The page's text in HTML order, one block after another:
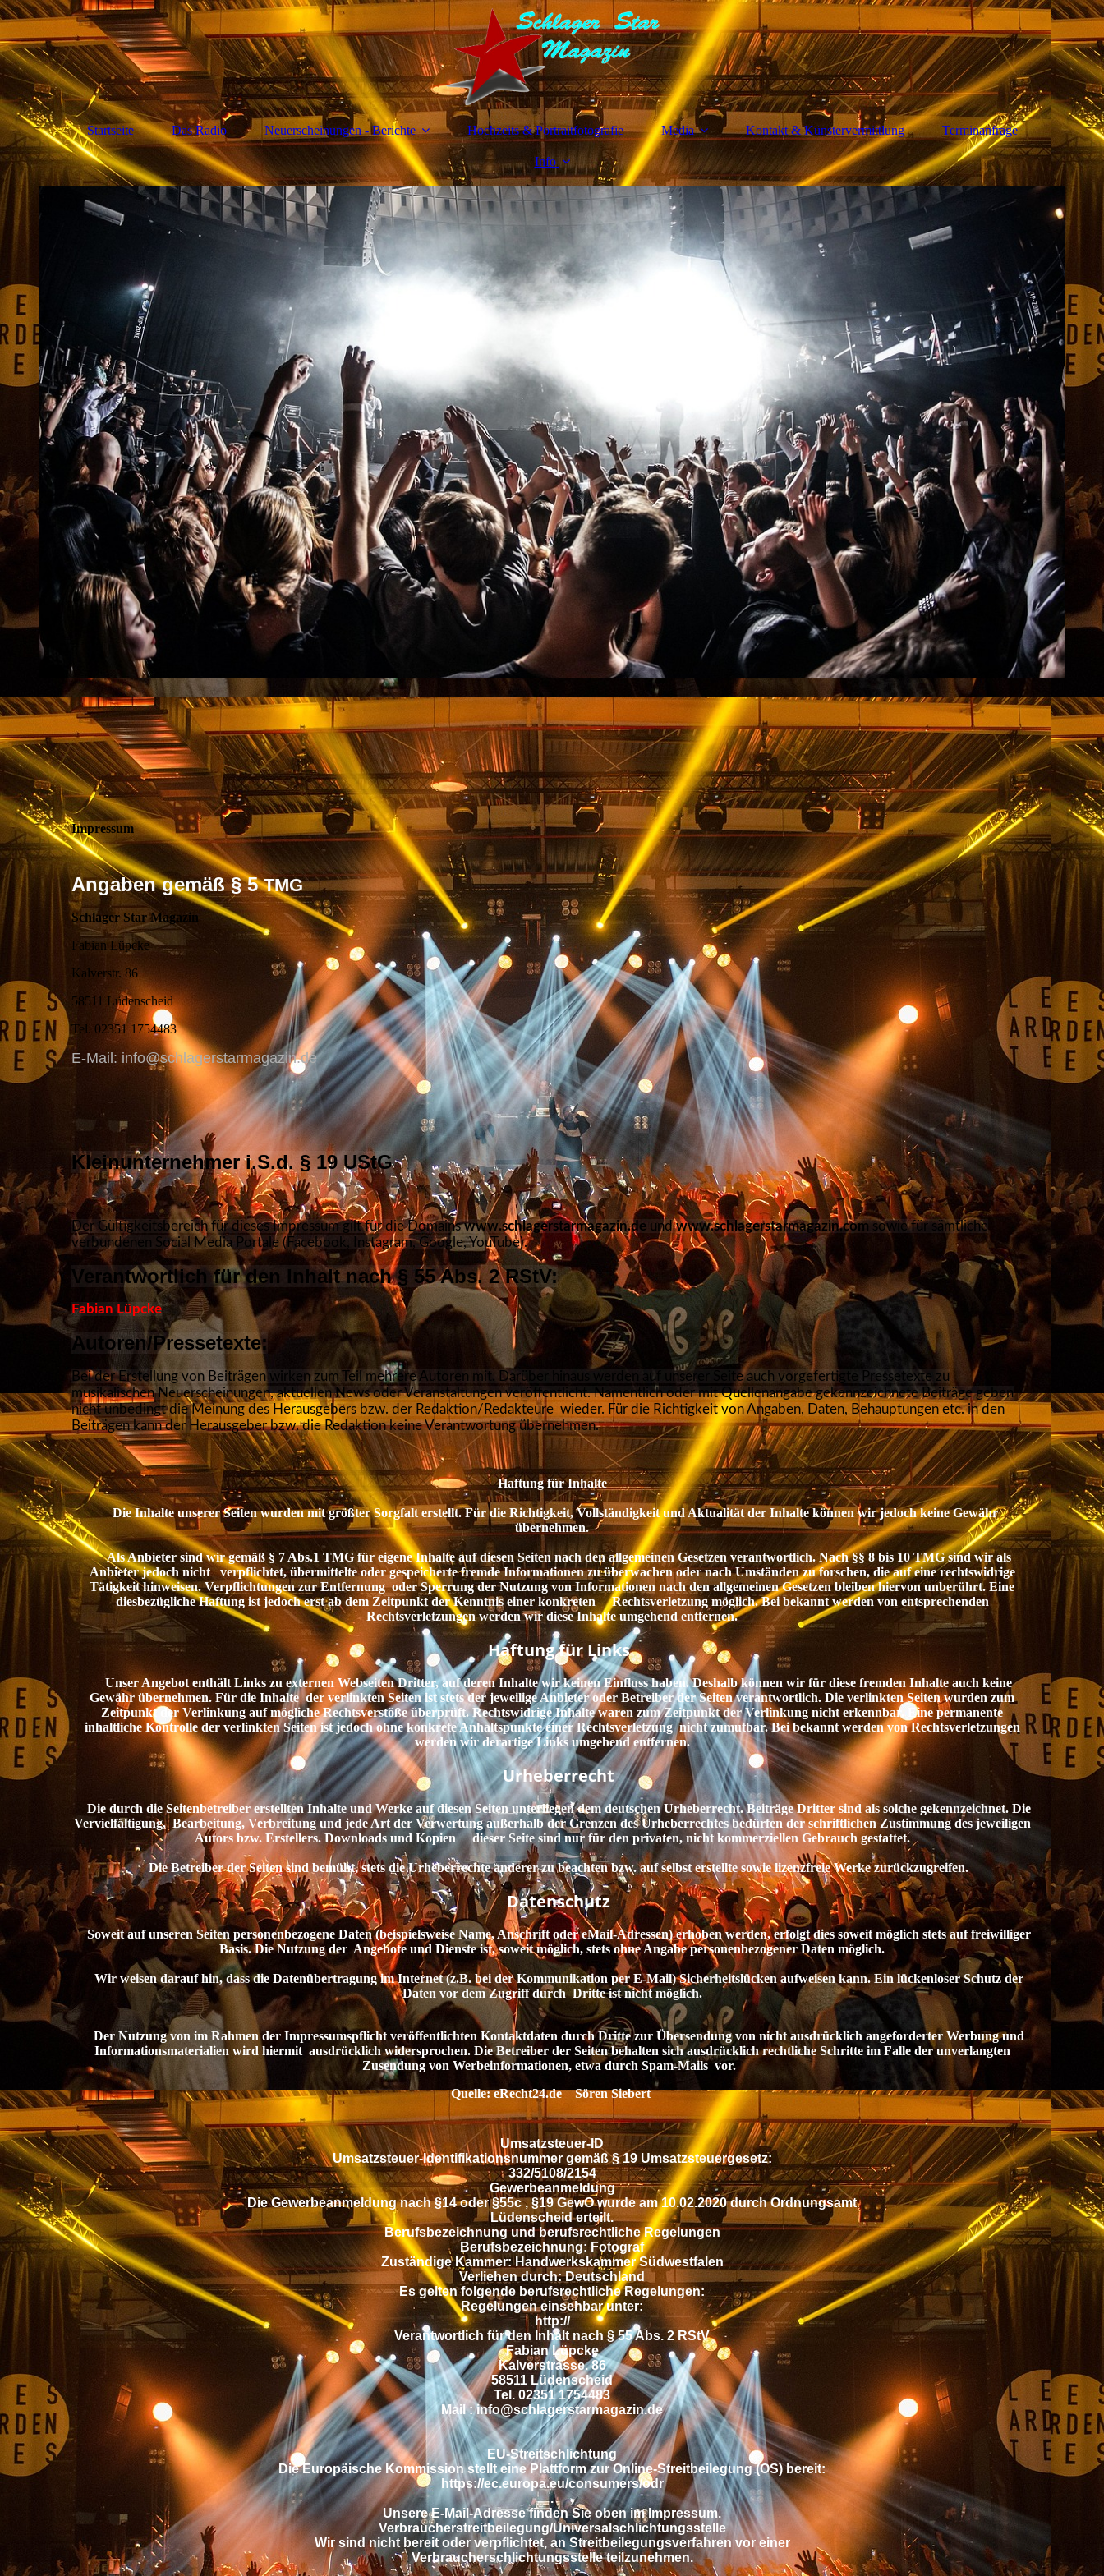
Startseite Das Radio Neuerscheinungen - Berichte Hochzeits & Portraitfotografie Media Kontakt & Künstervermittlung Terminanfrage
Info
sCHLAGERSTARMAGAZIN
Event`s & Bilder
Impressum
Angaben gemäß § 5TMG
Schlager Star Magazin
Fabian Lüpcke
Kalverstr. 86
58511 Lüdenscheid
Tel. 02351 1754483
E-Mail: info@schlagerstarmagazin.de
Kleinunternehmer i.S.d. § 19 UStG
Der Gültigkeitsbereich für dieses Impressum gilt für die Domainswww.schlagerstarmagazin.de undwww.schlagerstarmagazin.comsowie für sämtliche
verbundenen Social Media Portale (Facebook, Instagram, Google, YouTube).
Verantwortlich für den Inhalt nach § 55 Abs. 2 RStV:
Fabian Lüpcke
Autoren/Pressetexte:
Bei der Erstellung von Beiträgen wirken zum Teil mehrere Autoren mit. Darüber hinaus werden auf unserer Seite auch vorgefertigte Pressetexte zu
musikalischen Neuerscheinungen, aktuellen News oder Veranstaltungen veröffentlicht. Namentlich oder mit Quellenangabe gekennzeichnete Beiträge geben
nicht unbedingt die Meinung des Herausgebers bzw. der Redaktion/Redakteure wieder. Für die Richtigkeit von Angaben, Daten, Behauptungen etc. in den
Beiträgen kann der Herausgeber bzw. die Redaktion keine Verantwortung übernehmen.
Haftung für Inhalte
Die Inhalte unserer Seiten wurden mit größter Sorgfalt erstellt. Für die Richtigkeit, Vollständigkeit und Aktualität der Inhalte können wir jedoch keine Gewähr
übernehmen.
Als Anbieter sind wir gemäß § 7 Abs.1 TMG für eigene Inhalte auf diesen Seiten nach den allgemeinen Gesetzen verantwortlich. Nach §§ 8 bis 10 TMG sind wir als
Anbieter jedoch nicht verpflichtet, übermittelte oder gespeicherte fremde Informationen zu überwachen oder nach Umständen zu forschen, die auf eine rechtswidrige
Tätigkeit hinweisen. Verpflichtungen zur Entfernung oder Sperrung der Nutzung von Informationen nach den allgemeinen Gesetzen bleiben hiervon unberührt. Eine
diesbezügliche Haftung ist jedoch erst ab dem Zeitpunkt der Kenntnis einer konkreten Rechtsverletzung möglich. Bei bekannt werden von entsprechenden
Rechtsverletzungen werden wir diese Inhalte umgehend entfernen.
Haftung für Links
Unser Angebot enthält Links zu externen Webseiten Dritter, auf deren Inhalte wir keinen Einfluss haben. Deshalb können wir für diese fremden Inhalte auch keine
Gewähr übernehmen. Für die Inhalte der verlinkten Seiten ist stets der jeweilige Anbieter oder Betreiber der Seiten verantwortlich. Die verlinkten Seiten wurden zum
Zeitpunkt der Verlinkung auf mögliche Rechtsverstöße überprüft. Rechtswidrige Inhalte waren zum Zeitpunkt der Verlinkung nicht erkennbar. Eine permanente
inhaltliche Kontrolle der verlinkten Seiten ist jedoch ohne konkrete Anhaltspunkte einer Rechtsverletzung nicht zumutbar. Bei bekannt werden von Rechtsverletzungen
werden wir derartige Links umgehend entfernen.
Urheberrecht
Die durch die Seitenbetreiber erstellten Inhalte und Werke auf diesen Seiten unterliegen dem deutschen Urheberrecht. Beiträge Dritter sind als solche gekennzeichnet. Die
Vervielfältigung, Bearbeitung, Verbreitung und jede Art der Verwertung außerhalb der Grenzen des Urheberrechtes bedürfen der schriftlichen Zustimmung des jeweiligen
Autors bzw. Erstellers. Downloads und Kopien dieser Seite sind nur für den privaten, nicht kommerziellen Gebrauch gestattet.
Die Betreiber der Seiten sind bemüht, stets die Urheberrechte anderer zu beachten bzw. auf selbst erstellte sowie lizenzfreie Werke zurückzugreifen.
Datenschutz
Soweit auf unseren Seiten personenbezogene Daten (beispielsweise Name, Anschrift oder eMail-Adressen) erhoben werden, erfolgt dies soweit möglich stets auf freiwilliger
Basis. Die Nutzung der Angebote und Dienste ist, soweit möglich, stets ohne Angabe personenbezogener Daten möglich.
Wir weisen darauf hin, dass die Datenübertragung im Internet (z.B. bei der Kommunikation per E-Mail) Sicherheitslücken aufweisen kann. Ein lückenloser Schutz der
Daten vor dem Zugriff durch Dritte ist nicht möglich.
Der Nutzung von im Rahmen der Impressumspflicht veröffentlichten Kontaktdaten durch Dritte zur Übersendung von nicht ausdrücklich angeforderter Werbung und
Informationsmaterialien wird hiermit ausdrücklich widersprochen. Die Betreiber der Seiten behalten sich ausdrücklich rechtliche Schritte im Falle der unverlangten
Zusendung von Werbeinformationen, etwa durch Spam-Mails vor.
Quelle: eRecht24.de Sören Siebert
Umsatzsteuer-ID
Umsatzsteuer-Identifikationsnummer gemäß § 19 Umsatzsteuergesetz:
332/5108/2154
Gewerbeanmeldung
Die Gewerbeanmeldung nach §14 oder §55c , §19 GewO wurde am 10.02.2020 durch Ordnungsamt
Lüdenscheid erteilt.
Berufsbezeichnung und berufsrechtliche Regelungen
Berufsbezeichnung: Fotograf
Zuständige Kammer: Handwerkskammer Südwestfalen
Verliehen durch: Deutschland
Es gelten folgende berufsrechtliche Regelungen:
Regelungen einsehbar unter:
http://
Verantwortlich für den Inhalt nach § 55 Abs. 2 RStV
Fabian Lüpcke
Kalverstrasse. 86
58511 Lüdenscheid
Tel. 02351 1754483
Mail : info@schlagerstarmagazin.de
EU-Streitschlichtung
Die Europäische Kommission stellt eine Plattform zur Online-Streitbeilegung (OS) bereit:
https://ec.europa.eu/consumers/odr
.
Unsere E-Mail-Adresse finden Sie oben im Impressum.
Verbraucherstreitbeilegung/Universalschlichtungsstelle
Wir sind nicht bereit oder verpflichtet, an Streitbeilegungsverfahren vor einer
Verbraucherschlichtungsstelle teilzunehmen.